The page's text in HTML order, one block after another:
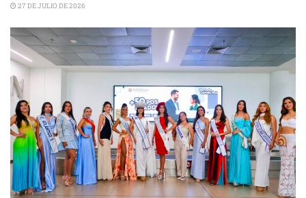
27 DE JULIO DE 2026